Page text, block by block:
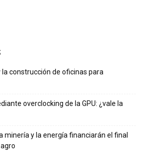
construcción de oficinas para
overclocking de la GPU: ¿vale la
minería y la energía financiarán el final